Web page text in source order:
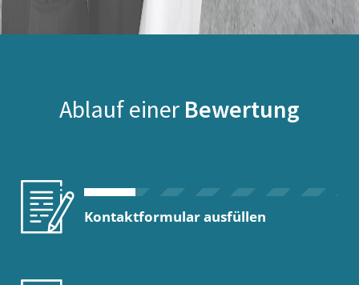
Ablauf einer Bewertung
Kontaktformular ausfüllen